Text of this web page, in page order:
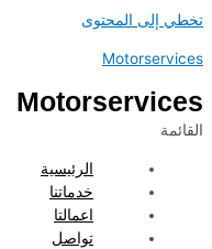
تخطي إلى المحتوى
Motorservices
Motorservices
القائمة
الرئيسية
خدماتنا
اعمالتا
تواصل